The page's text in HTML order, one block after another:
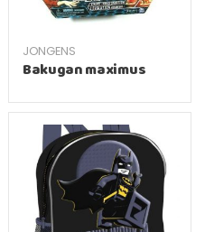
JONGENS
Bakugan maximus